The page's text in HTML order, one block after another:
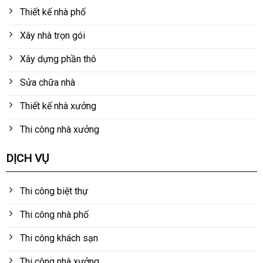
Thiết kế nhà phố
Xây nhà trọn gói
Xây dựng phần thô
Sửa chữa nhà
Thiết kế nhà xưởng
Thi công nhà xưởng
DỊCH VỤ
Thi công biệt thự
Thi công nhà phố
Thi công khách sạn